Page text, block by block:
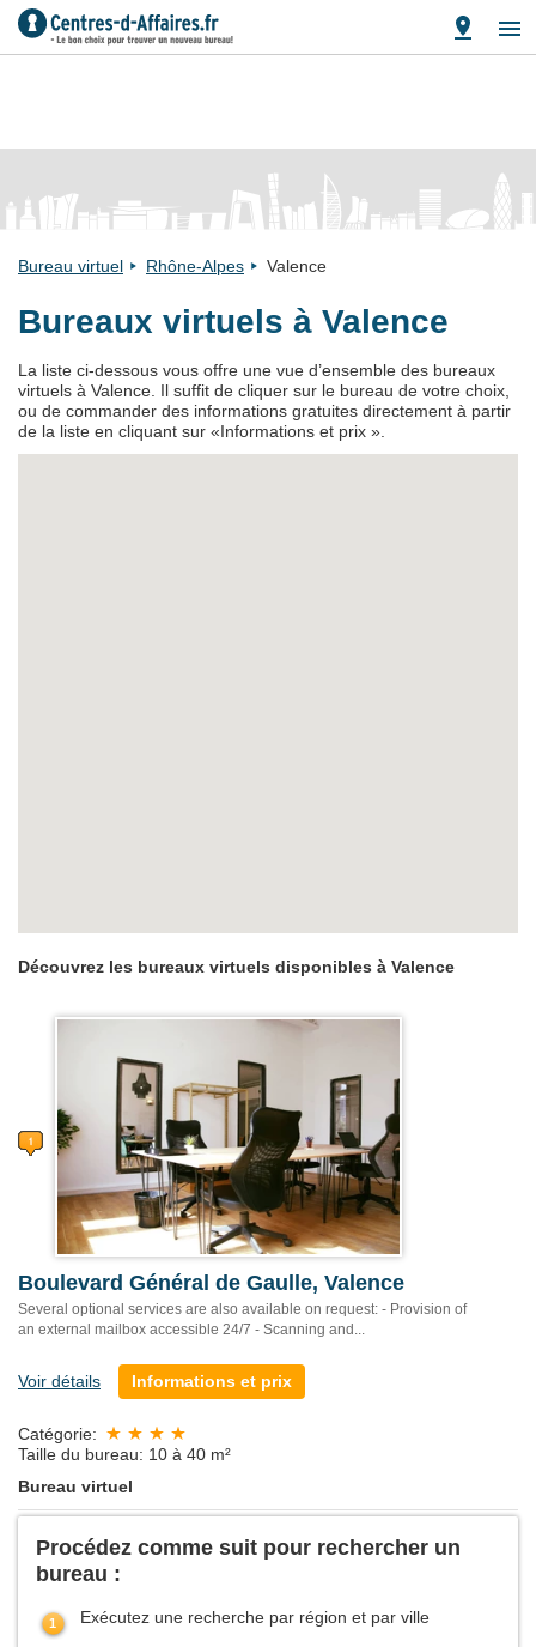
Bureau virtuel Rhône-Alpes Valence
Bureaux virtuels à Valence
La liste ci-dessous vous offre une vue d’ensemble des bureaux
virtuels à Valence. Il suffit de cliquer sur le bureau de votre choix,
ou de commander des informations gratuites directement à partir
de la liste en cliquant sur «Informations et prix ».
Découvrez les bureaux virtuels disponibles à Valence
Boulevard Général de Gaulle, Valence
Several optional services are also available on request: - Provision of
an external mailbox accessible 24/7 - Scanning and...
Voir détails Informations et prix
Catégorie:
Taille du bureau: 10 à 40 m²
Bureau virtuel
Procédez comme suit pour rechercher un
bureau :
Exécutez une recherche par région et par ville